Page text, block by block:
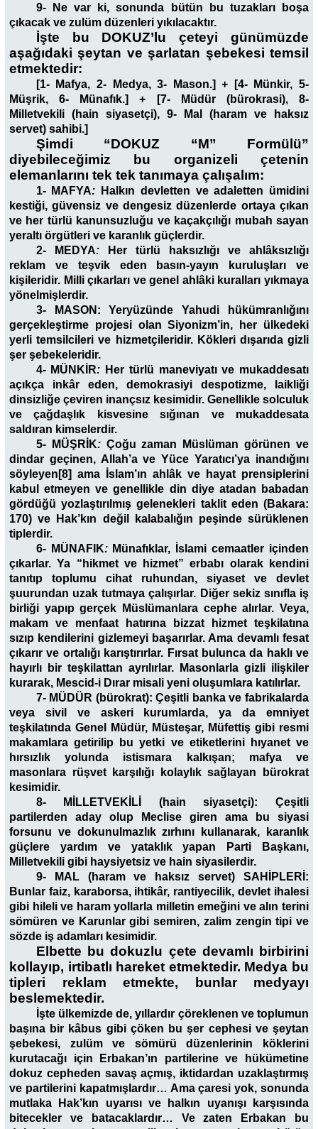
9- Ne var ki, sonunda bütün bu tuzakları boşa
çıkacak ve zulüm düzenleri yıkılacaktır.
İşte bu DOKUZ’lu çeteyi günümüzde
aşağıdaki şeytan ve şarlatan şebekesi temsil
etmektedir:
[1- Mafya, 2- Medya, 3- Mason.] + [4- Münkir, 5-
Müşrik, 6- Münafık.] + [7- Müdür (bürokrasi), 8-
Milletvekili (hain siyasetçi), 9- Mal (haram ve haksız
servet) sahibi.]
Şimdi “DOKUZ “M” Formülü”
diyebileceğimiz bu organizeli çetenin
elemanlarını tek tek tanımaya çalışalım:
1- MAFYA: Halkın devletten ve adaletten ümidini
kestiği, güvensiz ve dengesiz düzenlerde ortaya çıkan
ve her türlü kanunsuzluğu ve kaçakçılığı mubah sayan
yeraltı örgütleri ve karanlık güçlerdir.
2- MEDYA:Her türlü haksızlığı ve ahlâksızlığı
reklam ve teşvik eden basın-yayın kuruluşları ve
kişileridir. Milli çıkarları ve genel ahlâki kuralları yıkmaya
yönelmişlerdir.
3- MASON: Yeryüzünde Yahudi hükümranlığını
gerçekleştirme projesi olan Siyonizm’in, her ülkedeki
yerli temsilcileri ve hizmetçileridir. Kökleri dışarıda gizli
şer şebekeleridir.
4- MÜNKİR: Her türlü maneviyatı ve mukaddesatı
açıkça inkâr eden, demokrasiyi despotizme, laikliği
dinsizliğe çeviren inançsız kesimidir. Genellikle solculuk
ve çağdaşlık kisvesine sığınan ve mukaddesata
saldıran kimselerdir.
5- MÜŞRİK:Çoğu zaman Müslüman görünen ve
dindar geçinen, Allah’a ve Yüce Yaratıcı’ya inandığını
söyleyen[8] ama İslam’ın ahlâk ve hayat prensiplerini
kabul etmeyen ve genellikle din diye atadan babadan
gördüğü yozlaştırılmış gelenekleri taklit eden (Bakara:
170) ve Hak’kın değil kalabalığın peşinde sürüklenen
tiplerdir.
6- MÜNAFIK: Münafıklar, İslami cemaatler içinden
çıkarlar. Ya “hikmet ve hizmet” erbabı olarak kendini
tanıtıp toplumu cihat ruhundan, siyaset ve devlet
şuurundan uzak tutmaya çalışırlar. Diğer sekiz sınıfla iş
birliği yapıp gerçek Müslümanlara cephe alırlar. Veya,
makam ve menfaat hatırına bizzat hizmet teşkilatına
sızıp kendilerini gizlemeyi başarırlar. Ama devamlı fesat
çıkarır ve ortalığı karıştırırlar. Fırsat bulunca da haklı ve
hayırlı bir teşkilattan ayrılırlar. Masonlarla gizli ilişkiler
kurarak, Mescid-i Dırar misali yeni oluşumlara katılırlar.
7- MÜDÜR (bürokrat): Çeşitli banka ve fabrikalarda
veya sivil ve askeri kurumlarda, ya da emniyet
teşkilatında Genel Müdür, Müsteşar, Müfettiş gibi resmi
makamlara getirilip bu yetki ve etiketlerini hıyanet ve
hırsızlık yolunda istismara kalkışan; mafya ve
masonlara rüşvet karşılığı kolaylık sağlayan bürokrat
kesimidir.
8- MİLLETVEKİLİ (hain siyasetçi): Çeşitli
partilerden aday olup Meclise giren ama bu siyasi
forsunu ve dokunulmazlık zırhını kullanarak, karanlık
güçlere yardım ve yataklık yapan Parti Başkanı,
Milletvekili gibi haysiyetsiz ve hain siyasilerdir.
9- MAL (haram ve haksız servet) SAHİPLERİ:
Bunlar faiz, karaborsa, ihtikâr, rantiyecilik, devlet ihalesi
gibi hileli ve haram yollarla milletin emeğini ve alın terini
sömüren ve Karunlar gibi semiren, zalim zengin tipi ve
sözde iş adamları kesimidir.
Elbette bu dokuzlu çete devamlı birbirini
kollayıp, irtibatlı hareket etmektedir. Medya bu
tipleri reklam etmekte, bunlar medyayı
beslemektedir.
İşte ülkemizde de, yıllardır çöreklenen ve toplumun
başına bir kâbus gibi çöken bu şer cephesi ve şeytan
şebekesi, zulüm ve sömürü düzenlerinin köklerini
kurutacağı için Erbakan’ın partilerine ve hükümetine
dokuz cepheden savaş açmış, iktidardan uzaklaştırmış
ve partilerini kapatmışlardır… Ama çaresi yok, sonunda
mutlaka Hak’kın uyarısı ve halkın uyanışı karşısında
bitecekler ve batacaklardır… Ve zaten Erbakan bu